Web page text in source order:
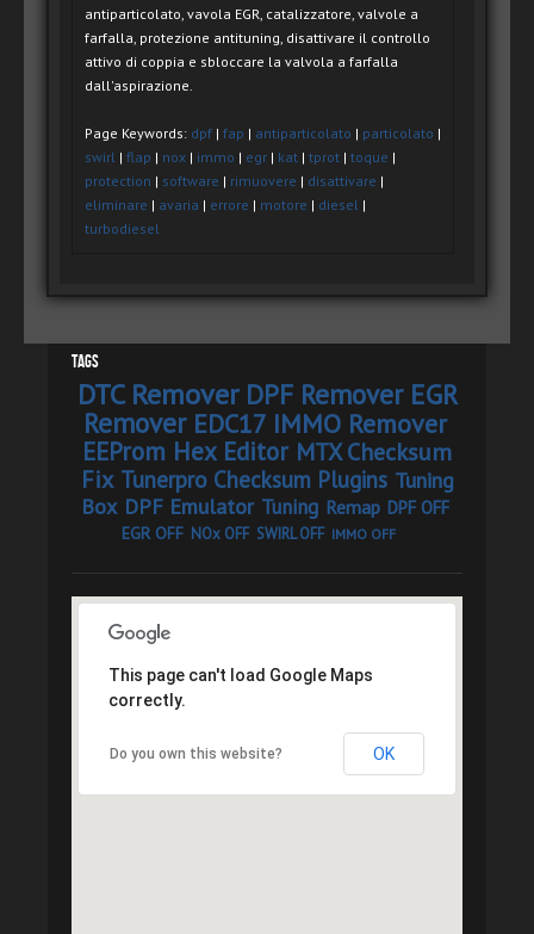
antiparticolato, vavola EGR, catalizzatore, valvole a
farfalla, protezione antituning, disattivare il controllo
attivo di coppia e sbloccare la valvola a farfalla
dall'aspirazione.
Page Keywords: dpf | fap | antiparticolato | particolato |
swirl | flap | nox | immo | egr | kat | tprot | toque |
protection | software | rimuovere | disattivare |
eliminare | avaria | errore | motore | diesel |
turbodiesel
Tags
DTC Remover DPF Remover EGR
Remover EDC17 IMMO Remover
EEProm Hex Editor MTX Checksum
Fix Tunerpro Checksum Plugins Tuning
Box DPF Emulator Tuning Remap DPF OFF
EGR OFF NOx OFF SWIRL OFF IMMO OFF
This page can't load Google Maps
correctly.
Do you own this website? OK